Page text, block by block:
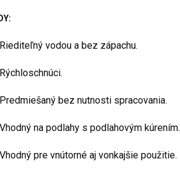
Riediteľný vodou a bez zápachu.
Rýchloschnúci.
Predmiešaný bez nutnosti spracovania.
Vhodný na podlahy s podlahovým kúrením.
Vhodný pre vnútorné aj vonkajšie použitie.